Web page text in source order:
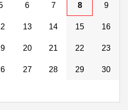
6 7 8 9
13 14 15 16
20 21 22 23
27 28 29 30